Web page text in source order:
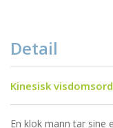
Detail
Kinesisk
En klok mann tar sine